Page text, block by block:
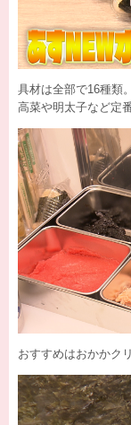
具材は全部で16種類。
高菜や明太子など定
おすすめはおかかク